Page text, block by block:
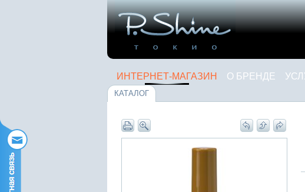
ИНТЕРНЕТ-МАГАЗИН О БРЕНДЕ
КАТАЛОГ